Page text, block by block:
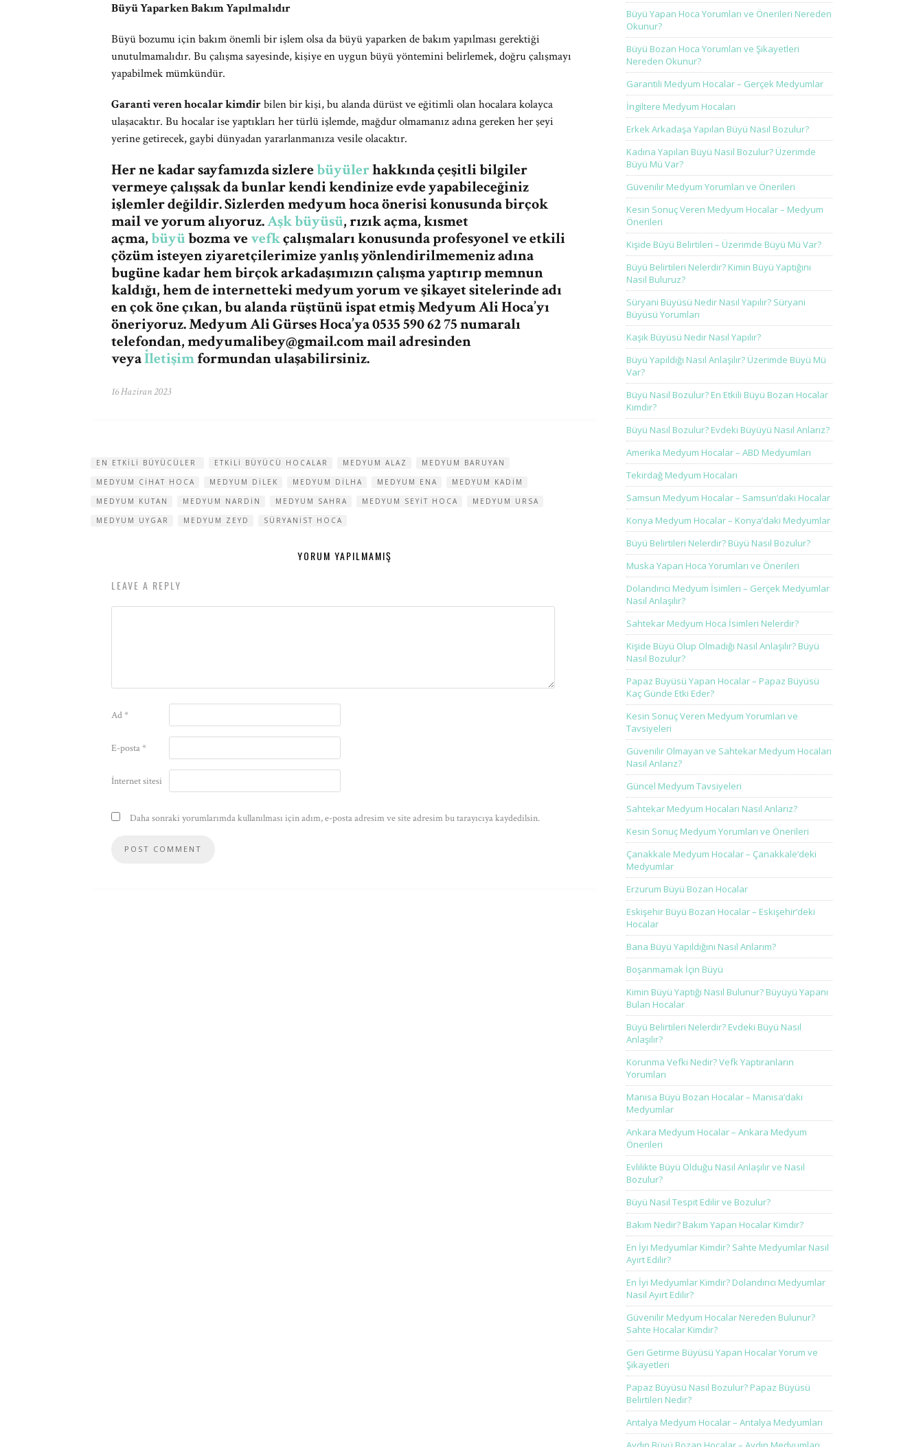
Büyü Yaparken Bakım Yapılmalıdır
Büyü bozumu için bakım önemli bir işlem olsa da büyü yaparken de bakım yapılması gerektiği
unutulmamalıdır. Bu çalışma sayesinde, kişiye en uygun büyü yöntemini belirlemek, doğru çalışmayı
yapabilmek mümkündür.
Garanti veren hocalar kimdirbilen bir kişi, bu alanda dürüst ve eğitimli olan hocalara kolayca
ulaşacaktır. Bu hocalar ise yaptıkları her türlü işlemde, mağdur olmamanız adına gereken her şeyi
yerine getirecek, gaybi dünyadan yararlanmanıza vesile olacaktır.
Her ne kadar sayfamızda sizlerebüyülerhakkında çeşitli bilgiler
vermeye çalışsak da bunlar kendi kendinize evde yapabileceğiniz
işlemler değildir. Sizlerden medyum hoca önerisi konusunda birçok
mail ve yorum alıyoruz.Aşk büyüsü, rızık açma, kısmet
açma,büyübozma vevefkçalışmaları konusunda profesyonel ve etkili
çözüm isteyen ziyaretçilerimize yanlış yönlendirilmemeniz adına
bugüne kadar hem birçok arkadaşımızın çalışma yaptırıp memnun
kaldığı, hem de internetteki medyum yorum ve şikayet sitelerinde adı
en çok öne çıkan, bu alanda rüştünü ispat etmiş Medyum Ali Hoca’yı
öneriyoruz. Medyum Ali Gürses Hoca’ya 0535 590 62 75 numaralı
telefondan,medyumalibey@gmail.commail adresinden
veyaİletişimformundan ulaşabilirsiniz.
16 Haziran 2023
EN ETKILI BÜYÜCÜLER ETKILI BÜYÜCÜ HOCALAR MEDYUM ALAZ
MEDYUM BARUYAN
MEDYUM CIHAT HOCA
MEDYUM DILEK MEDYUM DILHA MEDYUM ENA
MEDYUM KADIM
MEDYUM KUTAN
MEDYUM NARDIN MEDYUM SAHRA MEDYUM SEYIT HOCA
MEDYUM URSA
MEDYUM UYGAR
MEDYUM ZEYD SÜRYANIST HOCA
YORUM YAPILMAMIŞ
LEAVE A REPLY
Ad*
E-posta*
İnternet sitesi
Daha sonraki yorumlarımda kullanılması için adım, e-posta adresim ve site adresim bu tarayıcıya kaydedilsin.
Büyü Yapan Hoca Yorumları ve Önerileri Nereden
Okunur?
Büyü Bozan Hoca Yorumları ve Şikayetleri
Nereden Okunur?
Garantili Medyum Hocalar – Gerçek Medyumlar
İngiltere Medyum Hocaları
Erkek Arkadaşa Yapılan Büyü Nasıl Bozulur?
Kadına Yapılan Büyü Nasıl Bozulur? Üzerimde
Büyü Mü Var?
Güvenilir Medyum Yorumları ve Önerileri
Kesin Sonuç Veren Medyum Hocalar – Medyum
Önerileri
Kişide Büyü Belirtileri – Üzerimde Büyü Mü Var?
Büyü Belirtileri Nelerdir? Kimin Büyü Yaptığını
Nasıl Buluruz?
Süryani Büyüsü Nedir Nasıl Yapılır? Süryani
Büyüsü Yorumları
Kaşık Büyüsü Nedir Nasıl Yapılır?
Büyü Yapıldığı Nasıl Anlaşılır? Üzerimde Büyü Mü
Var?
Büyü Nasıl Bozulur? En Etkili Büyü Bozan Hocalar
Kimdir?
Büyü Nasıl Bozulur? Evdeki Büyüyü Nasıl Anlarız?
Amerika Medyum Hocalar – ABD Medyumları
Tekirdağ Medyum Hocaları
Samsun Medyum Hocalar – Samsun’daki Hocalar
Konya Medyum Hocalar – Konya’daki Medyumlar
Büyü Belirtileri Nelerdir? Büyü Nasıl Bozulur?
Muska Yapan Hoca Yorumları ve Önerileri
Dolandırıcı Medyum İsimleri – Gerçek Medyumlar
Nasıl Anlaşılır?
Sahtekar Medyum Hoca İsimleri Nelerdir?
Kişide Büyü Olup Olmadığı Nasıl Anlaşılır? Büyü
Nasıl Bozulur?
Papaz Büyüsü Yapan Hocalar – Papaz Büyüsü
Kaç Günde Etki Eder?
Kesin Sonuç Veren Medyum Yorumları ve
Tavsiyeleri
Güvenilir Olmayan ve Sahtekar Medyum Hocaları
Nasıl Anlarız?
Güncel Medyum Tavsiyeleri
Sahtekar Medyum Hocaları Nasıl Anlarız?
Kesin Sonuç Medyum Yorumları ve Önerileri
Çanakkale Medyum Hocalar – Çanakkale’deki
Medyumlar
Erzurum Büyü Bozan Hocalar
Eskişehir Büyü Bozan Hocalar – Eskişehir’deki
Hocalar
Bana Büyü Yapıldığını Nasıl Anlarım?
Boşanmamak İçin Büyü
Kimin Büyü Yaptığı Nasıl Bulunur? Büyüyü Yapanı
Bulan Hocalar
Büyü Belirtileri Nelerdir? Evdeki Büyü Nasıl
Anlaşılır?
Korunma Vefki Nedir? Vefk Yaptıranların
Yorumları
Manisa Büyü Bozan Hocalar – Manisa’daki
Medyumlar
Ankara Medyum Hocalar – Ankara Medyum
Önerileri
Evlilikte Büyü Olduğu Nasıl Anlaşılır ve Nasıl
Bozulur?
Büyü Nasıl Tespit Edilir ve Bozulur?
Bakım Nedir? Bakım Yapan Hocalar Kimdir?
En İyi Medyumlar Kimdir? Sahte Medyumlar Nasıl
Ayırt Edilir?
En İyi Medyumlar Kimdir? Dolandırıcı Medyumlar
Nasıl Ayırt Edilir?
Güvenilir Medyum Hocalar Nereden Bulunur?
Sahte Hocalar Kimdir?
Geri Getirme Büyüsü Yapan Hocalar Yorum ve
Şikayetleri
Papaz Büyüsü Nasıl Bozulur? Papaz Büyüsü
Belirtileri Nedir?
Antalya Medyum Hocalar – Antalya Medyumları